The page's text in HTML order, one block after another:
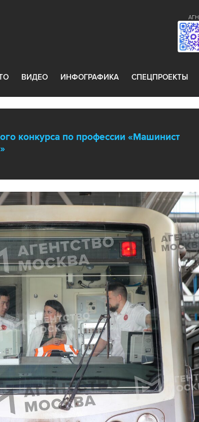
АГН
ВИДЕО ИНФОГРАФИКА СПЕЦПРОЕКТЫ
конкурса по профессии «Машинист